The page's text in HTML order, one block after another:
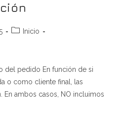
Categoría
Inicio
del pedido En función de si
o como cliente final, las
En ambos casos, NO incluimos